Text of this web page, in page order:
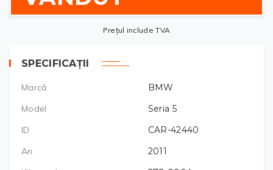
Prețul include TVA
SPECIFICAȚII
Marcă
BMW
Model
Seria 5
ID
CAR-42440
An
2011